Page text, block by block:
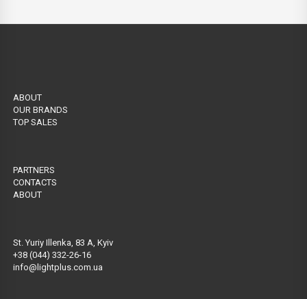
ABOUT
OUR BRANDS
TOP SALES
PARTNERS
CONTACTS
ABOUT
St. Yuriy Illenka, 83 A, Kyiv
+38 (044) 332-26-16
info@lightplus.com.ua